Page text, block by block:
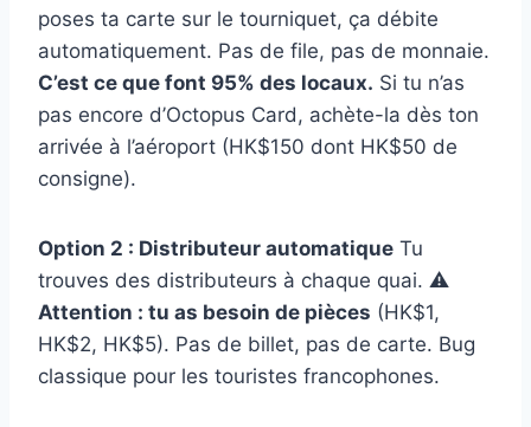
poses ta carte sur le tourniquet, ça débite
automatiquement. Pas de file, pas de monnaie.
C’est ce que font 95% des locaux. Si tu n’as
pas encore d’Octopus Card, achète-la dès ton
arrivée à l’aéroport (HK$150 dont HK$50 de
consigne).
Option 2 : Distributeur automatique Tu
trouves des distributeurs à chaque quai. ⚠️
Attention : tu as besoin de pièces (HK$1,
HK$2, HK$5). Pas de billet, pas de carte. Bug
classique pour les touristes francophones.